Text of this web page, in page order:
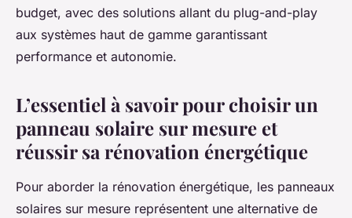
budget, avec des solutions allant du plug-and-play
aux systèmes haut de gamme garantissant
performance et autonomie.
L’essentiel à savoir pour choisir un
panneau solaire sur mesure et
réussir sa rénovation énergétique
Pour aborder la rénovation énergétique, les panneaux
solaires sur mesure représentent une alternative de